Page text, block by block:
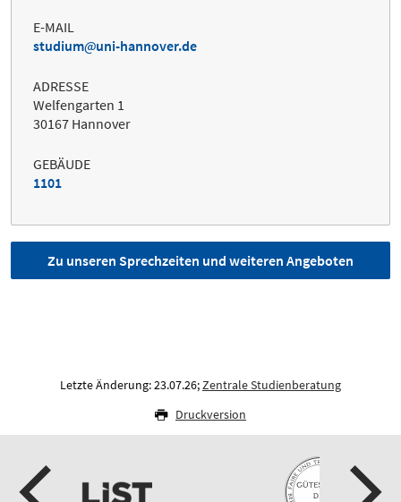
E-MAIL
studium
uni-hannover.de
ADRESSE
Welfengarten 1
30167 Hannover
GEBÄUDE
1101
Zu unseren Sprechzeiten und weiteren Angeboten
Letzte Änderung: 23.07.26;Zentrale Studienberatung
Druckversion